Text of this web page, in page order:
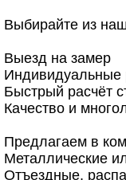
Выбирайте из
Выезд на замер
Индивидуальные
Быстрый расчёт
Качество и
Предлагаем в
Металлические
Отъездные,